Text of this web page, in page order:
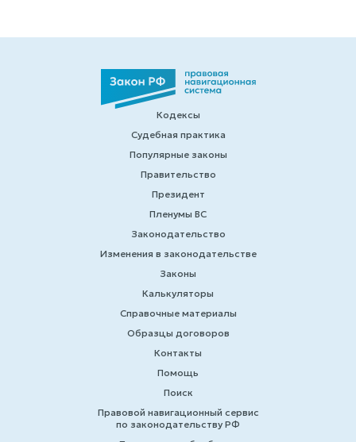
Кодексы
Судебная практика
Популярные законы
Правительство
Президент
Пленумы ВС
Законодательство
Изменения в законодательстве
Законы
Калькуляторы
Справочные материалы
Образцы договоров
Контакты
Помощь
Поиск
Правовой навигационный сервис
по законодательству РФ